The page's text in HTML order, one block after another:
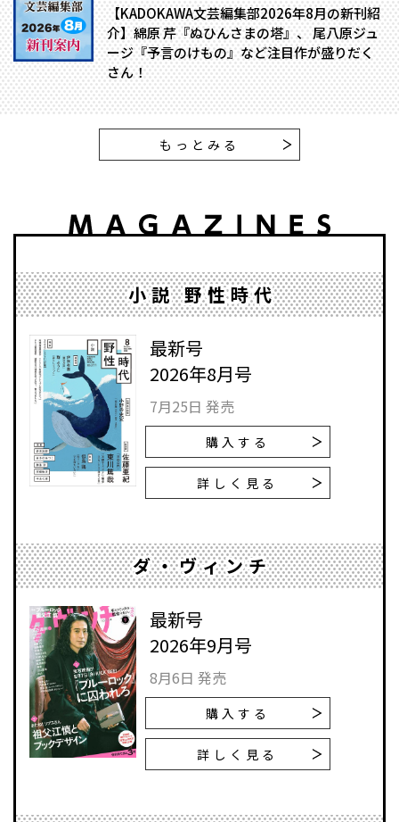
【KADOKAWA文芸編集部2026年8月の新刊紹
介】綿原 芹『ぬひんさまの塔』、 尾八原ジュ
ージ『予言のけもの』など注目作が盛りだく
さん！
もっとみる
小説 野性時代
最新号
2026年8月号
7月25日 発売
購入する
詳しく見る
ダ・ヴィンチ
最新号
2026年9月号
8月6日 発売
購入する
詳しく見る